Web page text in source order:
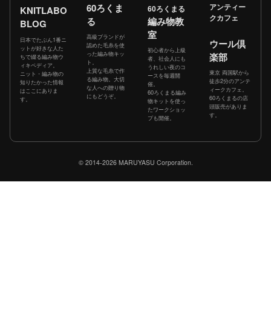
KNITLABO
BLOG
日本でたぶん1番ニ
ットが好きな人た
ちで綴る編み物ウ
ィキペディア。
ニット・編み物の
知りたかった情報
はここにありま
す。
60ろくま
る
高級ブランドが
認めた毛糸を使
った編み物キッ
ト。
上質な毛糸で作
る編み物。大切
な人への贈り物
にもどうぞ。
60ろくまる
編み物教
室
初心者から上級
者、社会人にも
うれしい夜のコ
ースを毎週開
催。
60ろくまる編み
物キットを使っ
たワークショッ
プも開催。
アンティー
クカフェ
ウール倶
楽部
東京 両国駅から
徒歩2分のアンテ
ィークカフェ。
60ろくまるの店
頭販売がありま
す。
© 2014-2026 MARUYASU Corporation.